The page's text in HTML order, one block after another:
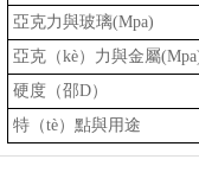
亞克力與玻璃(Mpa)
亞克（kè）力與金屬
硬度（邵D）
特（tè）點與用途